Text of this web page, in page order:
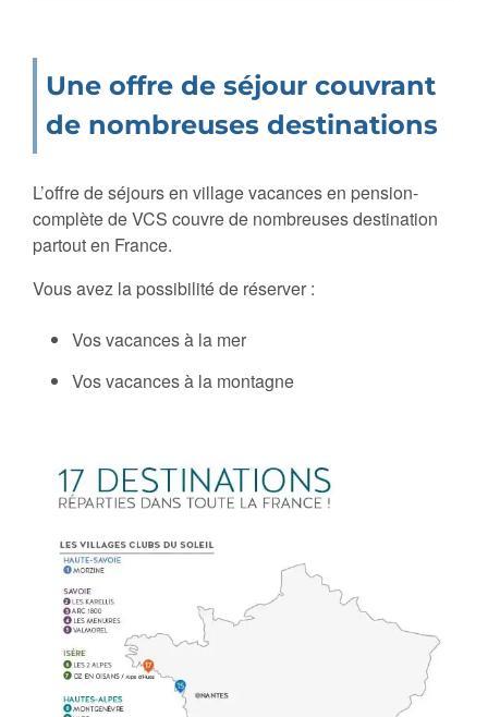
Une offre de séjour couvrant
de nombreuses destinations
L’offre de séjours en village vacances en pension-
complète de VCS couvre de nombreuses destination
partout en France.
Vous avez la possibilité de réserver :
Vos vacances à la mer
Vos vacances à la montagne